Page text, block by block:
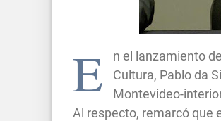
E
n el lanzamiento
Cultura, Pablo da
Montevideo-
Al respecto, remarcó que